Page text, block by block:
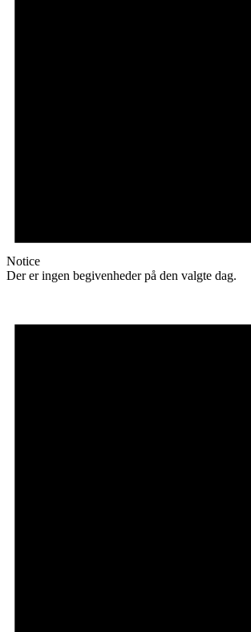
Notice
Der er ingen begivenheder på den valgte dag.